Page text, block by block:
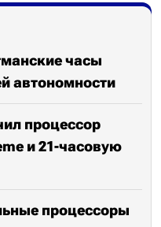
часы
автономности
процессор
и 21-часовую
процессоры